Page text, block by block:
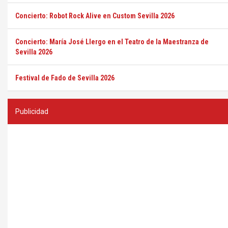
Concierto: Robot Rock Alive en Custom Sevilla 2026
Concierto: María José Llergo en el Teatro de la Maestranza de
Sevilla 2026
Festival de Fado de Sevilla 2026
Publicidad